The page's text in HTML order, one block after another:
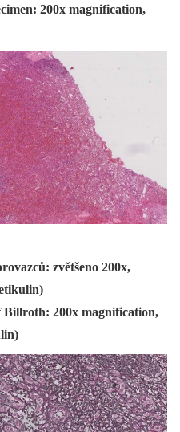
200x magnification,
zvětšeno 200x,
Billroth: 200x magnification,